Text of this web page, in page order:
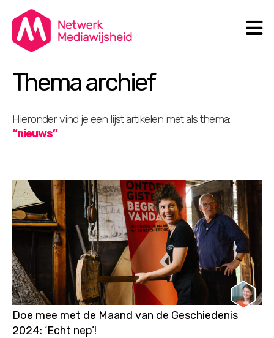
Thema archief
Hieronder vind je een lijst artikelen met als thema:
“nieuws”
Doe mee met de Maand van de Geschiedenis
2024: ‘Echt nep’!